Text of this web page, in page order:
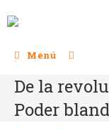
Menú
De la
Poder